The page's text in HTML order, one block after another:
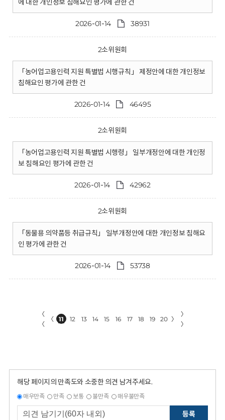
에 대한 개인정보 침해요인 평가에 관한 건
2026-01-14 38931
2소위원회
「농어업고용인력 지원 특별법 시행규칙」 제정안에 대한 개인정보
침해요인 평가에 관한 건
2026-01-14 46495
2소위원회
「농어업고용인력 지원 특별법 시행령」 일부개정안에 대한 개인정
보 침해요인 평가에 관한 건
2026-01-14 42962
2소위원회
「동물용 의약품등 취급규칙」 일부개정안에 대한 개인정보 침해요
인 평가에 관한 건
2026-01-14 53738
〈
〈
〈 11 12 13 14 15 16 17 18 19 20 〉
〉
〉
해당 페이지의 만족도와 소중한 의견 남겨주세요.
매우만족 만족 보통 불만족 매우불만족
등록